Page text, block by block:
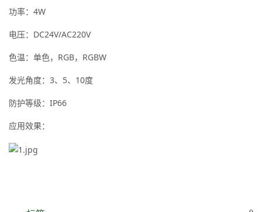
功率：4W
电压：DC24V/AC220V
色温：单色，RGB，RGBW
发光角度：3、5、10度
防护等级：IP66
应用效果：